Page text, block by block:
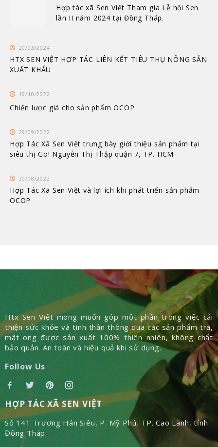
Hợp tác xã Sen Việt Tham gia Lễ hội Sen
lần II năm 2024 tại Đồng Tháp.
20/03/2024
HTX SEN VIỆT HỢP TÁC LIÊN KẾT TIÊU THỤ NÔNG SẢN
XUẤT KHẨU
19/10/2022
Chiến lược giá cho sản phẩm OCOP
29/09/2022
Hợp Tác Xã Sen Việt trưng bày giới thiệu sản phẩm tại
siêu thị Go! Nguyễn Thị Thập quận 7, TP. HCM
30/08/2022
Hợp Tác Xã Sen Việt và lợi ích khi phát triển sản phẩm
OCOP
Htx Sen Việt mong muốn góp một phần trong việc cải
thiện sức khỏe và tinh thần thông qua các sản phẩm trà,
mật ong được sản xuất 100% thiên nhiên, không chất
bảo quản. An toàn và hiệu quả khi sử dụng.
Follow Us
HỢP TÁC XÃ SEN VIỆT
Số 141 Trương Hán Siêu, P. Mỹ Phú, TP. Cao Lãnh, tỉnh
Đồng Tháp.